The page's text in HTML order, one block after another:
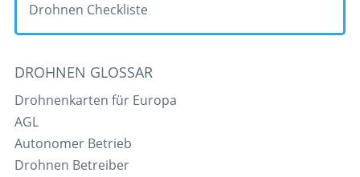
Drohnen Checkliste
DROHNEN GLOSSAR
Drohnenkarten für Europa
AGL
Autonomer Betrieb
Drohnen Betreiber